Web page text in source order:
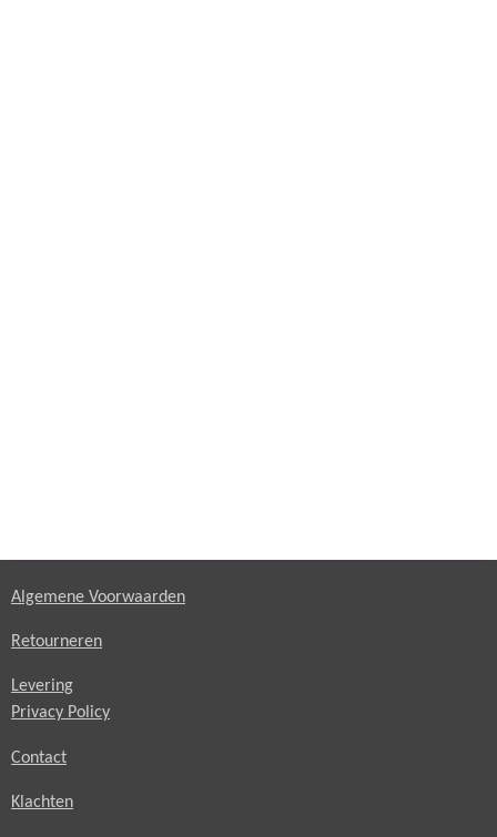
Algemene Voorwaarden
Retourneren
Levering
Privacy Policy
Contact
Klachten